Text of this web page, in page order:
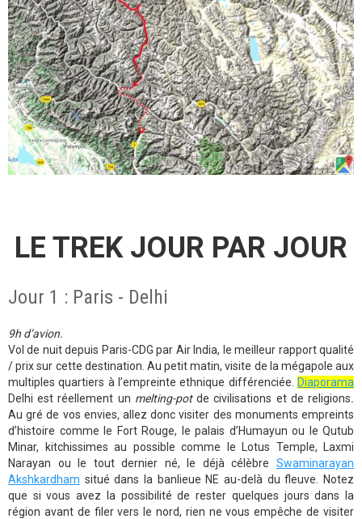
LE TREK JOUR PAR JOUR
Jour 1 : Paris - Delhi
9h d’avion.
Vol de nuit depuis Paris-CDG par Air India, le meilleur rapport qualité
/ prix sur cette destination. Au petit matin, visite de la mégapole aux
multiples quartiers à l’empreinte ethnique différenciée. Diaporama
Delhi est réellement un melting-potde civilisations et de religions.
Au gré de vos envies,allez donc visiter des monuments empreints
d’histoire comme le Fort Rouge, le palais d’Humayun ou le Qutub
Minar, kitchissimes au possible comme le Lotus Temple, Laxmi
Narayan ou le tout dernier né, le déjà célèbre Swaminarayan
Akshkardham situé dans la banlieue NE au-delà du fleuve. Notez
que si vous avez la possibilité de rester quelques jours dans la
région avant de filer vers le nord, rien ne vous empêche de visiter